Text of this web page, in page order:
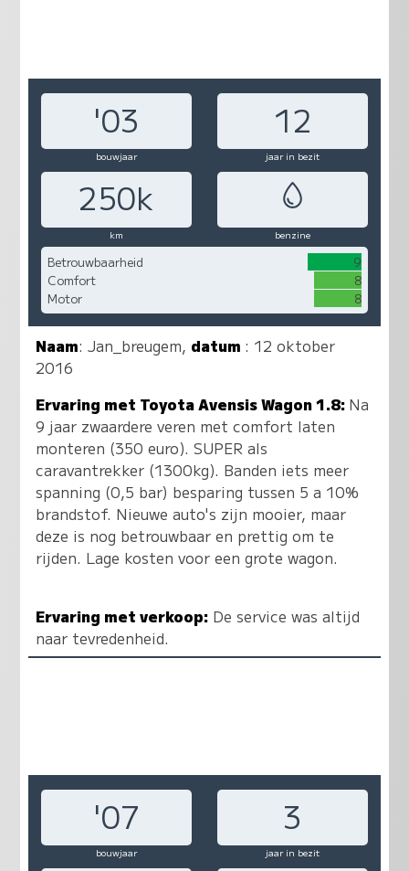
'03 12
bouwjaar jaar in bezit
250k
km benzine
Betrouwbaarheid
9
Comfort
8
Motor
8
Naam:Jan_breugem, datum : 12 oktober
2016
Ervaring met Toyota Avensis Wagon 1.8: Na
9 jaar zwaardere veren met comfort laten
monteren (350 euro). SUPER als
caravantrekker (1300kg). Banden iets meer
spanning (0,5 bar) besparing tussen 5 a 10%
brandstof. Nieuwe auto's zijn mooier, maar
deze is nog betrouwbaar en prettig om te
rijden. Lage kosten voor een grote wagon.
Ervaring met verkoop: De service was altijd
naar tevredenheid.
'07 3
bouwjaar jaar in bezit